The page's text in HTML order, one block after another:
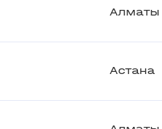
Алматы
Астана